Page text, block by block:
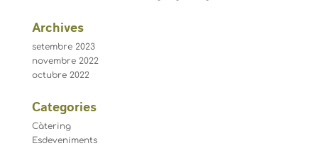
Archives
setembre 2023
novembre 2022
octubre 2022
Categories
Càtering
Esdeveniments